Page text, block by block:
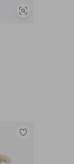
Vis
Legg